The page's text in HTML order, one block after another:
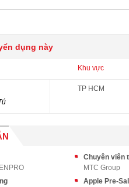
dụng này
Khu vực
TP HCM
Chuyên viên
MTC Group
Apple Pre-